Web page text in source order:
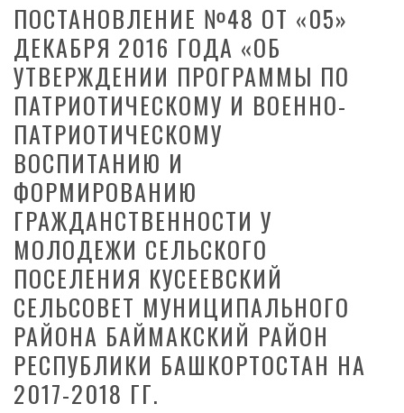
ПОСТАНОВЛЕНИЕ №48 ОТ «05»
ДЕКАБРЯ 2016 ГОДА «ОБ
УТВЕРЖДЕНИИ ПРОГРАММЫ ПО
ПАТРИОТИЧЕСКОМУ И ВОЕННО-
ПАТРИОТИЧЕСКОМУ
ВОСПИТАНИЮ И
ФОРМИРОВАНИЮ
ГРАЖДАНСТВЕННОСТИ У
МОЛОДЕЖИ СЕЛЬСКОГО
ПОСЕЛЕНИЯ КУСЕЕВСКИЙ
СЕЛЬСОВЕТ МУНИЦИПАЛЬНОГО
РАЙОНА БАЙМАКСКИЙ РАЙОН
РЕСПУБЛИКИ БАШКОРТОСТАН НА
2017-2018 ГГ.